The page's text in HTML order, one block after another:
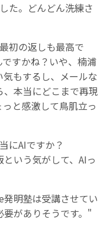
た。どんどん洗練さ
初の返しも最高で
すかね？いや、楠浦
もするし、メールな
本当にどこまで再現
と感激して鳥肌立っ
にAIですか？
いう気がして、AIっ
明塾は受講させてい
がありそうです。"